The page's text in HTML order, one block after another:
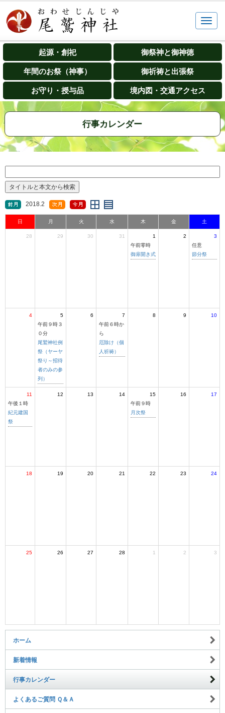
起源・創祀 御祭神と御神徳
年間のお祭（神事） 御祈祷と出張祭
お守り・授与品 境内図・交通アクセス
行事カレンダー
2018.2
日 月 火 水 木 金 土
28 29 30 31
1
午前零時
御扉開き式
2
3
任意
節分祭
4
5
午前９時３
０分
尾鷲神社例
祭（ヤーヤ
祭り～招待
者のみの参
列）
6
7
午前６時か
ら
厄除け（個
人祈祷）
8 9 10
11
午後１時
紀元建国
祭
12 13 14
15
午前９時
月次祭
16 17
18 19 20 21 22 23 24
25 26 27 28 1 2 3
ホーム
新着情報
行事カレンダー
よくあるご質問 Ｑ＆Ａ